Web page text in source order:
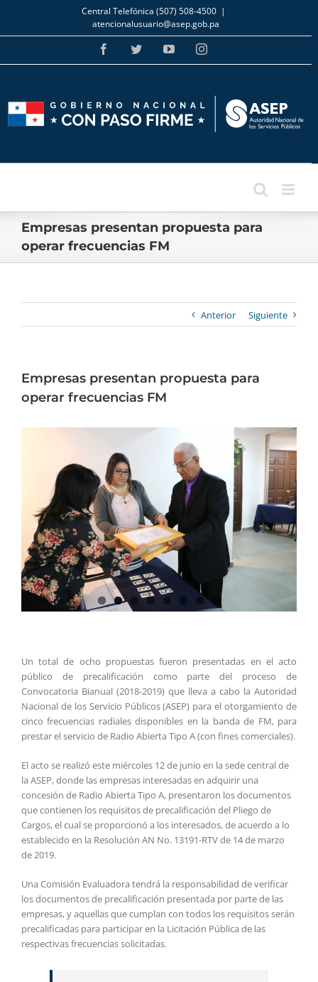
Skip
to
content
Central Telefónica (507) 508-4500 |
atencionalusuario@asep.gob.pa
FacebookTwitterYouTubeInstagram
Empresas presentan propuesta para
operar frecuencias FM
Anterior Siguiente
Empresas presentan propuesta para
operar frecuencias FM
Un total de ocho propuestas fueron presentadas en el acto
público de precalificación como parte del proceso de
Convocatoria Bianual (2018-2019) que lleva a cabo la Autoridad
Nacional de los Servicio Públicos (ASEP) para el otorgamiento de
cinco frecuencias radiales disponibles en la banda de FM, para
prestar el servicio de Radio Abierta Tipo A (con fines comerciales).
El acto se realizó este miércoles 12 de junio en la sede central de
la ASEP, donde las empresas interesadas en adquirir una
concesión de Radio Abierta Tipo A, presentaron los documentos
que contienen los requisitos de precalificación del Pliego de
Cargos, el cual se proporcionó a los interesados, de acuerdo a lo
establecido en la Resolución AN No. 13191-RTV de 14 de marzo
de 2019.
Una Comisión Evaluadora tendrá la responsabilidad de verificar
los documentos de precalificación presentada por parte de las
empresas, y aquellas que cumplan con todos los requisitos serán
precalificadas para participar en la Licitación Pública de las
respectivas frecuencias solicitadas.